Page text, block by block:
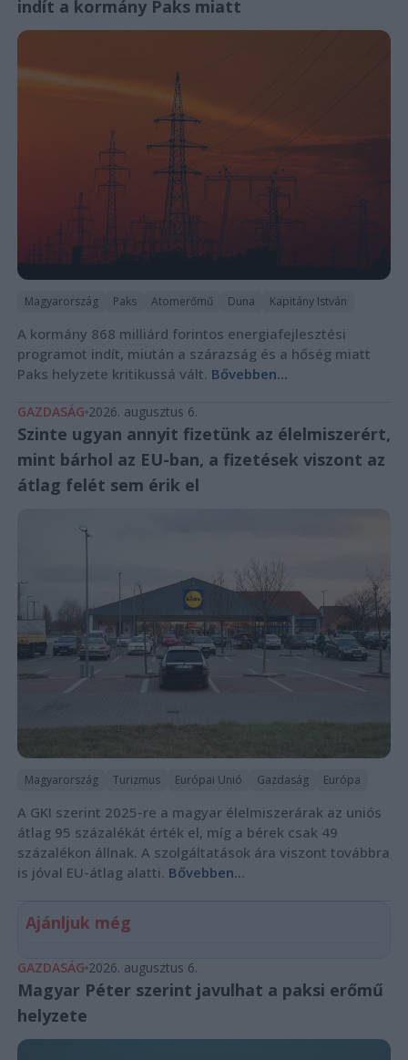
indít a kormány Paks miatt
Magyarország Paks Atomerőmű Duna Kapitány István
A kormány 868 milliárd forintos energiafejlesztési
programot indít, miután a szárazság és a hőség miatt
Paks helyzete kritikussá vált. Bővebben...
GAZDASÁG 2026. augusztus 6.
Szinte ugyan annyit fizetünk az élelmiszerért,
mint bárhol az EU-ban, a fizetések viszont az
átlag felét sem érik el
Magyarország Turizmus Európai Unió Gazdaság Európa
A GKI szerint 2025-re a magyar élelmiszerárak az uniós
átlag 95 százalékát érték el, míg a bérek csak 49
százalékon állnak. A szolgáltatások ára viszont továbbra
is jóval EU-átlag alatti. Bővebben...
Ajánljuk még
GAZDASÁG 2026. augusztus 6.
Magyar Péter szerint javulhat a paksi erőmű
helyzete